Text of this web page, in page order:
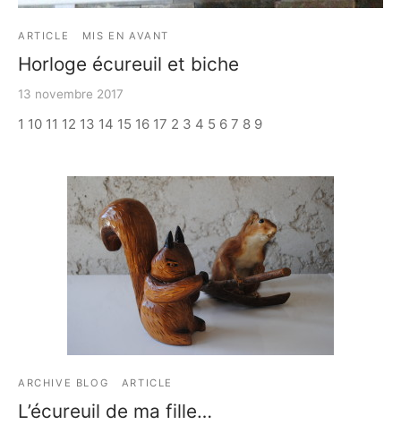
ARTICLE MIS EN AVANT
Horloge écureuil et biche
13 novembre 2017
1 10 11 12 13 14 15 16 17 2 3 4 5 6 7 8 9
ARCHIVE BLOG ARTICLE
L’écureuil de ma fille…